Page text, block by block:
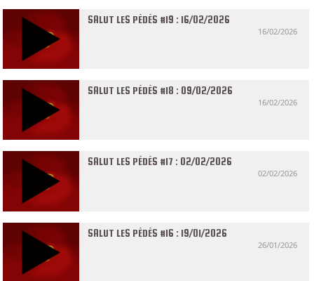
SALUT LES PÉDÉS #19 : 16/02/2026
16/02/2026
SALUT LES PÉDÉS #18 : 09/02/2026
16/02/2026
SALUT LES PÉDÉS #17 : 02/02/2026
02/02/2026
SALUT LES PÉDÉS #16 : 19/01/2026
26/01/2026